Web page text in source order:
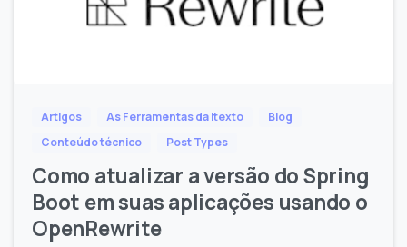
Artigos As Ferramentas da itexto
Blog
Conteúdo técnico
Post Types
Como atualizar a versão do Spring
Boot em suas aplicações usando o
OpenRewrite